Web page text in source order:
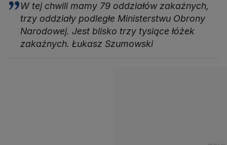
W tej chwili mamy 79 oddziałów zakaźnych,
trzy oddziały podległe Ministerstwu Obrony
Narodowej. Jest blisko trzy tysiące łóżek
zakaźnych. Łukasz Szumowski